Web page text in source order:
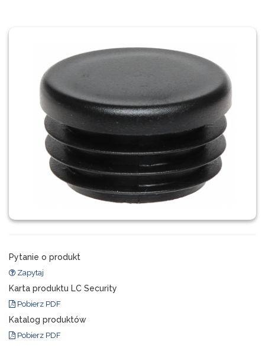
Pytanie o produkt
Zapytaj
Karta produktu LC Security
Pobierz PDF
Katalog produktów
Pobierz PDF